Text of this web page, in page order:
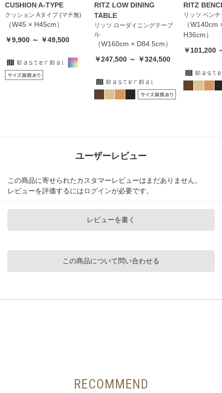
CUSHION A-TYPE
クッション Aタイプ (マチ無)
（W45 × H45cm）
￥9,900 ～ ￥49,500
RITZ LOW DINING
TABLE
リッツ ローダイニングテーブ
ル
（W160cm × D84.5cm）
￥247,500 ～ ￥324,500
RITZ
リッツ ベンチ
（
H36cm）
￥101,200
ユーザーレビュー
この商品に寄せられたカスタマーレビューはまだありません。
レビューを評価するにはログインが必要です。
レビューを書く
この商品について問い合わせる
RECOMMEND